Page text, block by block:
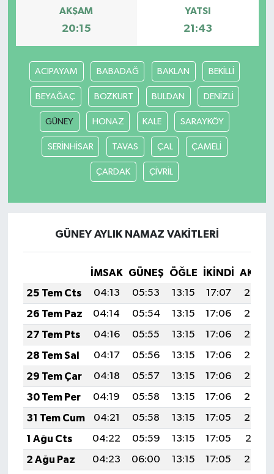
AKŞAM
20:15
YATSI
21:43
ACIPAYAM BABADAĞ BAKLAN BEKİLLİ
BEYAĞAÇ BOZKURT BULDAN DENİZLİ
GÜNEY HONAZ KALE SARAYKÖY
SERİNHİSAR TAVAS ÇAL ÇAMELİ
ÇARDAK ÇİVRİL
GÜNEY AYLIK NAMAZ VAKITLERI
İMSAK GÜNEŞ ÖĞLE İKINDI
25 Tem Cts
04:13 05:53 13:15 17:07
20:27
26 Tem Paz
04:14 05:54 13:15 17:06
20:27
27 Tem Pts
04:16 05:55 13:15 17:06
20:26
28 Tem Sal
04:17 05:56 13:15 17:06
20:25
29 Tem Çar
04:18 05:57 13:15 17:06
20:24
30 Tem Per
04:19 05:58 13:15 17:06
20:23
31 Tem Cum
04:21 05:58 13:15 17:05
20:22
1 Ağu Cts
04:22 05:59 13:15 17:05
20:21
2 Ağu Paz
04:23 06:00 13:15 17:05
20:20